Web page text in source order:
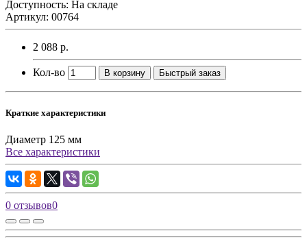
Доступность: На складе
Артикул: 00764
2 088 р.
Кол-во В корзину Быстрый заказ
Краткие характеристики
Диаметр 125 мм
Все характеристики
0 отзывов0